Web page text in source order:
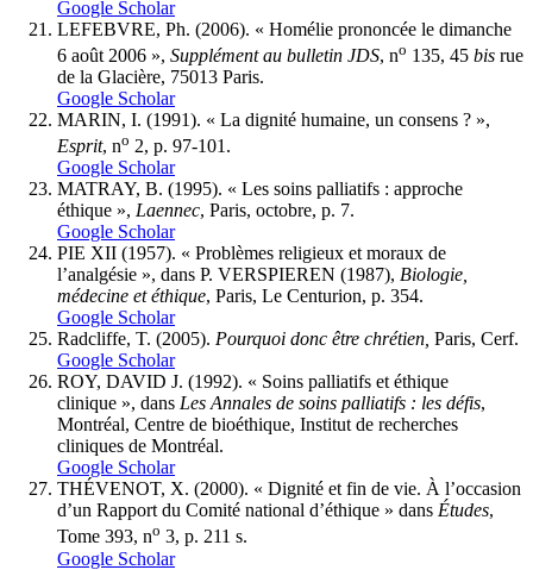
Google Scholar
LEFEBVRE, Ph. (2006). « Homélie prononcée le dimanche
6 août 2006 », Supplément au bulletin JDS, no 135, 45 bis rue
de la Glacière, 75013 Paris.
Google Scholar
MARIN, I. (1991). « La dignité humaine, un consens ? »,
Esprit, no 2, p. 97-101.
Google Scholar
MATRAY, B. (1995). « Les soins palliatifs : approche
éthique », Laennec, Paris, octobre, p. 7.
Google Scholar
PIE XII (1957). « Problèmes religieux et moraux de
l’analgésie », dans P. VERSPIEREN (1987), Biologie,
médecine et éthique, Paris, Le Centurion, p. 354.
Google Scholar
Radcliffe, T. (2005). Pourquoi donc être chrétien, Paris, Cerf.
Google Scholar
ROY, DAVID J. (1992). « Soins palliatifs et éthique
clinique », dans Les Annales de soins palliatifs : les défis,
Montréal, Centre de bioéthique, Institut de recherches
cliniques de Montréal.
Google Scholar
THÉVENOT, X. (2000). « Dignité et fin de vie. À l’occasion
d’un Rapport du Comité national d’éthique » dans Études,
Tome 393, no 3, p. 211 s.
Google Scholar